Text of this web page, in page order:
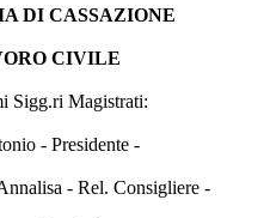
DI CASSAZIONE
CIVILE
Sigg.ri Magistrati:
- Presidente -
- Rel. Consigliere -